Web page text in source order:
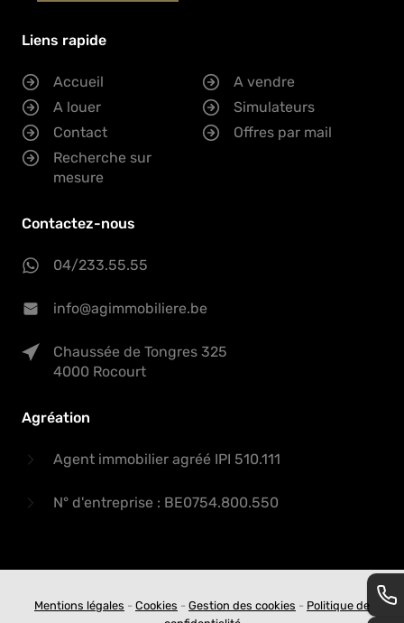
Liens rapide
Accueil
A vendre
A louer
Simulateurs
Contact
Offres par mail
Recherche sur
mesure
Contactez-nous
04/233.55.55
info@agimmobiliere.be
Chaussée de Tongres 325
4000 Rocourt
Agréation
Agent immobilier agréé IPI 510.111
N° d'entreprise : BE0754.800.550
Mentions légales - Cookies - Gestion des cookies - Politique de